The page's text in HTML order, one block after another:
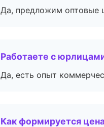
Да, предложим оптовые
Работаете с
Да, есть опыт
Как формируется